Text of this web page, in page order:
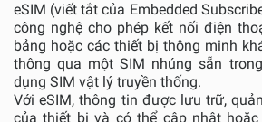
eSIM (viết tắt của Embedded
công nghệ cho phép kết nối điện
bảng hoặc các thiết bị thông minh
thông qua một SIM nhúng sẵn
dụng SIM vật lý truyền thống.
Với eSIM, thông tin được lưu trữ,
của thiết bị và có thể cập nhật